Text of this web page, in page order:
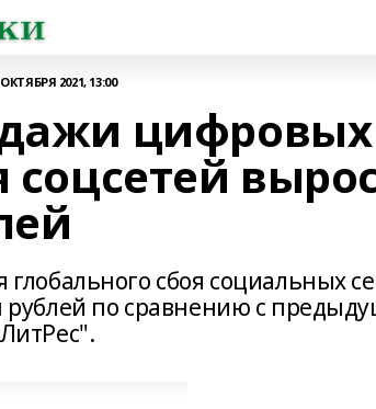
2021, 13:00
цифровых
соцсетей
глобального сбоя социальных
рублей по сравнению с